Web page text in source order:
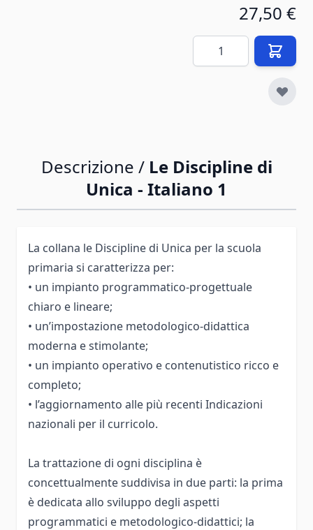
27,50 €
Quantità
Descrizione / Le Discipline di
Unica - Italiano 1
La collana le Discipline di Unica per la scuola
primaria si caratterizza per:
• un impianto programmatico-progettuale
chiaro e lineare;
• un’impostazione metodologico-didattica
moderna e stimolante;
• un impianto operativo e contenutistico ricco e
completo;
• l’aggiornamento alle più recenti Indicazioni
nazionali per il curricolo.
La trattazione di ogni disciplina è
concettualmente suddivisa in due parti: la prima
è dedicata allo sviluppo degli aspetti
programmatici e metodologico-didattici; la